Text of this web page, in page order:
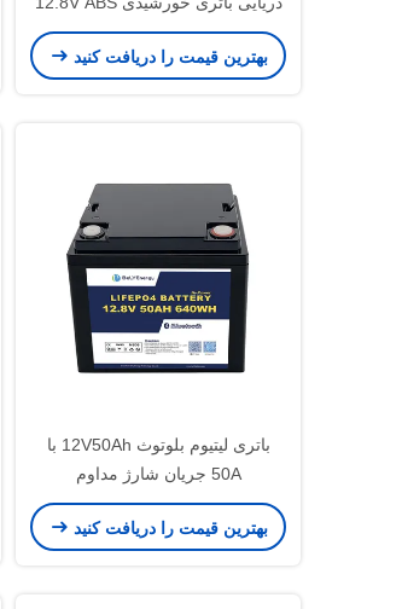
Case
بهترین قیمت را دریافت کنید
باتری لیتیوم بلوتوث 12V50Ah با
50A جریان شارژ مداوم
بهترین قیمت را دریافت کنید